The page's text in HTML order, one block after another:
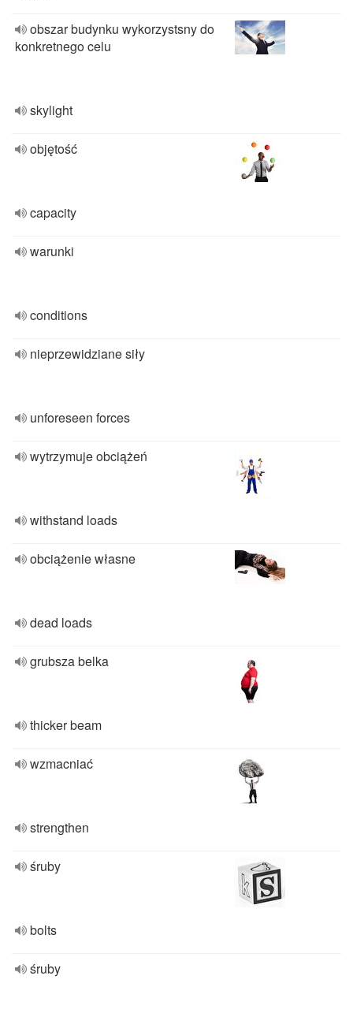
obszar budynku wykorzystsny do
konkretnego celu
skylight
objętość
capacity
warunki
conditions
nieprzewidziane siły
unforeseen forces
wytrzymuje obciążeń
withstand loads
obciążenie własne
dead loads
grubsza belka
thicker beam
wzmacniać
strengthen
śruby
bolts
śruby